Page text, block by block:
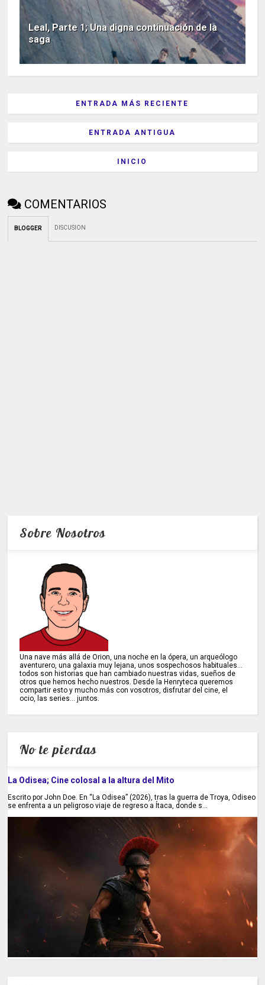
Leal, Parte 1; Una digna continuación de la
saga
ENTRADA MÁS RECIENTE
ENTRADA ANTIGUA
INICIO
COMENTARIOS
BLOGGER DISCUSION
Sobre Nosotros
Una nave más allá de Orion, una noche en la ópera, un arqueólogo
aventurero, una galaxia muy lejana, unos sospechosos habituales...
todos son historias que han cambiado nuestras vidas, sueños de
otros que hemos hecho nuestros. Desde la Henryteca queremos
compartir esto y mucho más con vosotros, disfrutar del cine, el
ocio, las series... juntos.
No te pierdas
La Odisea; Cine colosal a la altura del Mito
Escrito por John Doe. En “La Odisea” (2026), tras la guerra de Troya, Odiseo
se enfrenta a un peligroso viaje de regreso a Ítaca, donde s...